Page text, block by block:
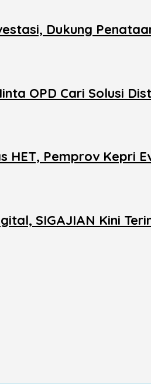
Dukung
OPD Cari Solusi
HET, Pemprov Kepri
SIGAJIAN Kini